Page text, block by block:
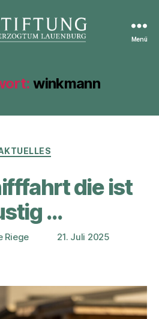
Lauenburg
Menü
winkmann
Kategorien
die ist
…
Riege Veröffentlichungsdatum
21. Juli 2025